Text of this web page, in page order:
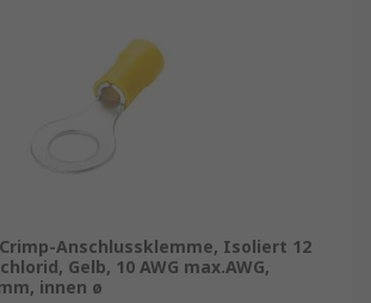
Crimp-Anschlussklemme, Isoliert 12
Gelb, 10 AWG max.AWG,
innen ø